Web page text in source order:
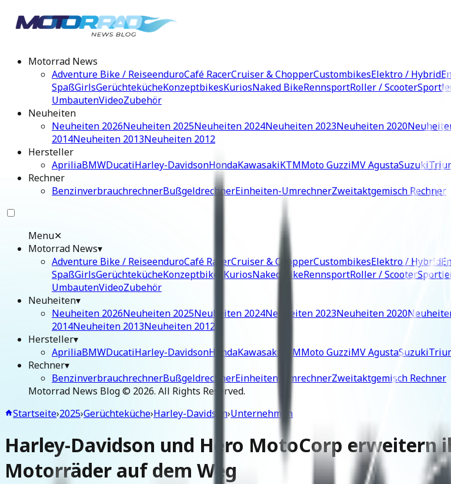
Motorrad News
Adventure Bike / ReiseenduroCafé RacerCruiser & ChopperCustombikesElektro / Hybrid
SpaßGirlsGerüchtekücheKonzeptbikesKuriosNaked BikeRennsportRoller / Scooter
UmbautenVideoZubehör
Neuheiten
Neuheiten 2026Neuheiten 2025Neuheiten 2024Neuheiten 2023Neuheiten 2020
2014Neuheiten 2013Neuheiten 2012
Hersteller
ApriliaBMWDucatiHarley-DavidsonHondaKawasakiKTMMoto GuzziMV AgustaSuzuki
Rechner
BenzinverbrauchrechnerBußgeldrechnerEinheiten-UmrechnerZweitaktgemisch Rechner
Menu✕
Motorrad News▾
Adventure Bike / ReiseenduroCafé RacerCruiser & ChopperCustombikesElektro / Hybrid
SpaßGirlsGerüchtekücheKonzeptbikes KuriosNaked BikeRennsportRoller / Scooter
UmbautenVideoZubehör
Neuheiten▾
Neuheiten 2026Neuheiten 2025Neuheiten 2024Neuheiten 2023Neuheiten 2020
2014Neuheiten 2013Neuheiten 2012
Hersteller▾
ApriliaBMWDucatiHarley-DavidsonHondaKawasaki KTMMoto GuzziMV AgustaSuzuki
Rechner▾
BenzinverbrauchrechnerBußgeldrechnerEinheiten-UmrechnerZweitaktgemisch Rechner
Motorrad News Blog © 2026. All Rights Reserved.
Startseite›2025›Gerüchteküche›Harley-Davidson›Unternehmen
Harley-Davidson und Hero MotoCorp erweitern
Motorräder auf dem Weg